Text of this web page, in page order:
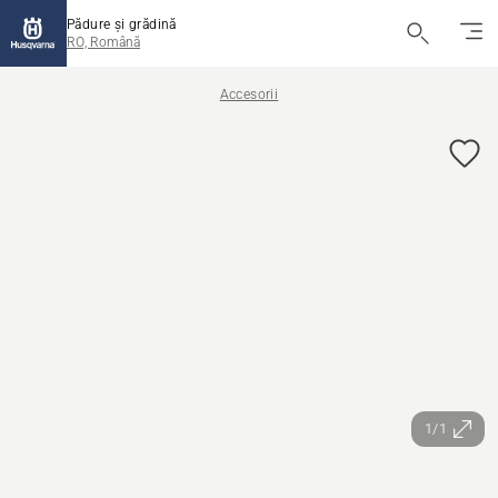
Pădure și grădină
RO, Română
Accesorii
1/1